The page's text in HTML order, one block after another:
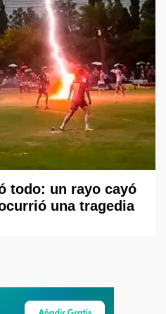
todo: un rayo cayó
una tragedia